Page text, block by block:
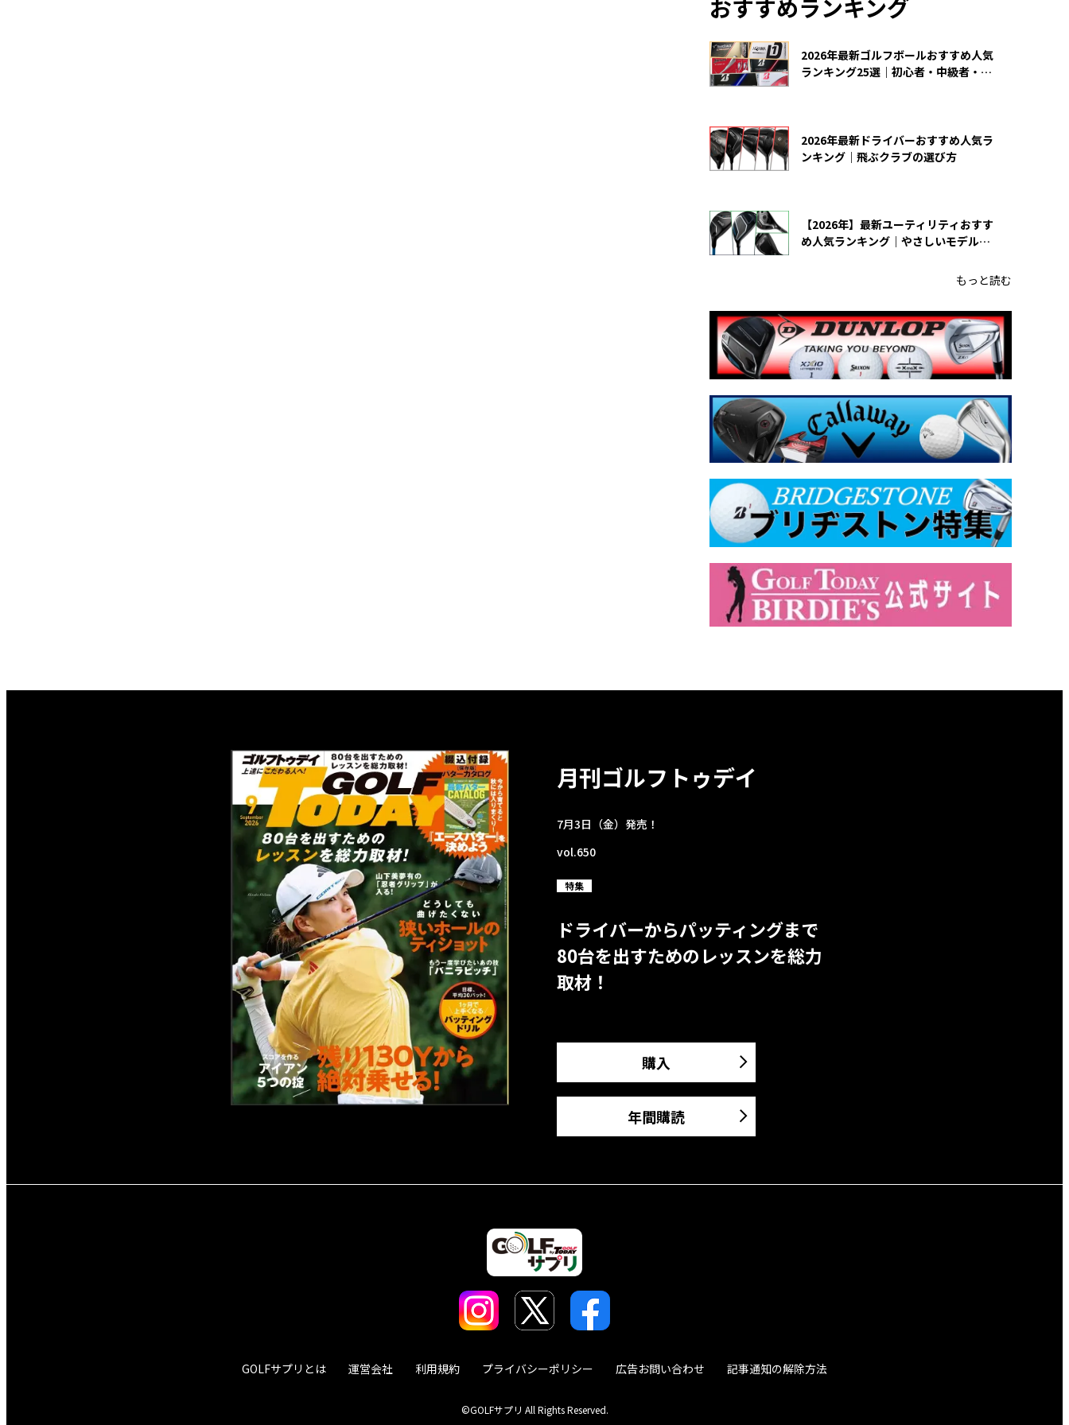
おすすめランキング
2026年最新ゴルフボールおすすめ人気
ランキング25選｜初心者・中級者・上
2026年最新ドライバーおすすめ人気ラ
ンキング｜飛ぶクラブの選び方
【2026年】最新ユーティリティおすす
め人気ランキング｜やさしいモデルの
もっと読む
月刊ゴルフトゥデイ
7月3日（金）発売！
vol.650
特集
ドライバーからパッティングまで
80台を出すためのレッスンを総力
取材！
購入
年間購読
GOLFサプリとは 運営会社 利用規約 プライバシーポリシー 広告お問い合わせ 記事通知の解除方法
©GOLFサプリ All Rights Reserved.